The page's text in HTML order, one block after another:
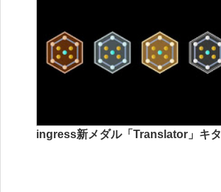
ingress新メダル「Translator」キタ